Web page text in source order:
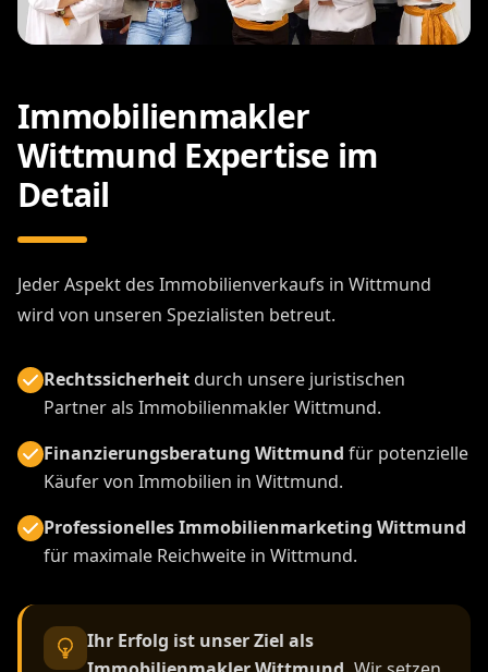
Immobilienmakler
Wittmund Expertise im
Detail
Jeder Aspekt des Immobilienverkaufs in Wittmund
wird von unseren Spezialisten betreut.
Rechtssicherheitdurch unsere juristischen
Partner als Immobilienmakler Wittmund.
Finanzierungsberatung Wittmund für potenzielle
Käufer von Immobilien in Wittmund.
Professionelles Immobilienmarketing Wittmund
für maximale Reichweite in Wittmund.
Ihr Erfolg ist unser Ziel als